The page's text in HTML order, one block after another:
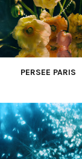
PERSEE PARIS